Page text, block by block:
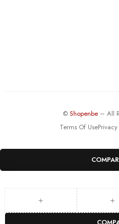
© Shopenbe– All
Terms Of Use